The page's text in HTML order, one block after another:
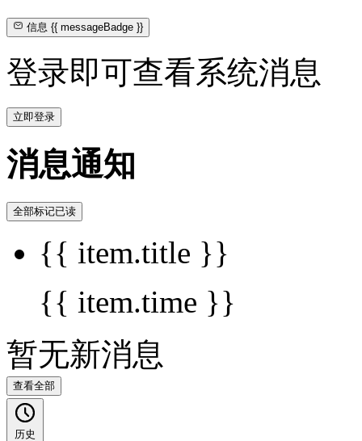
信息{{ messageBadge }}
登录即可查看系统消息
立即登录
消息通知
全部标记已读
{{ item.title }}
{{ item.time }}
暂无新消息
查看全部
历史